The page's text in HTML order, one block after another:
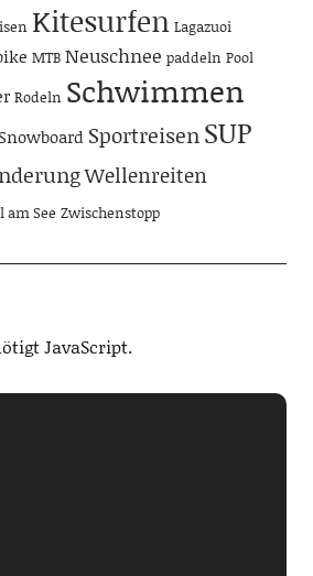
Kitesurfen Lagazuoi
MTB Neuschnee paddeln Pool
Rodeln Schwimmen
SportreisenSUP
Wellenreiten
am See Zwischenstopp
JavaScript.